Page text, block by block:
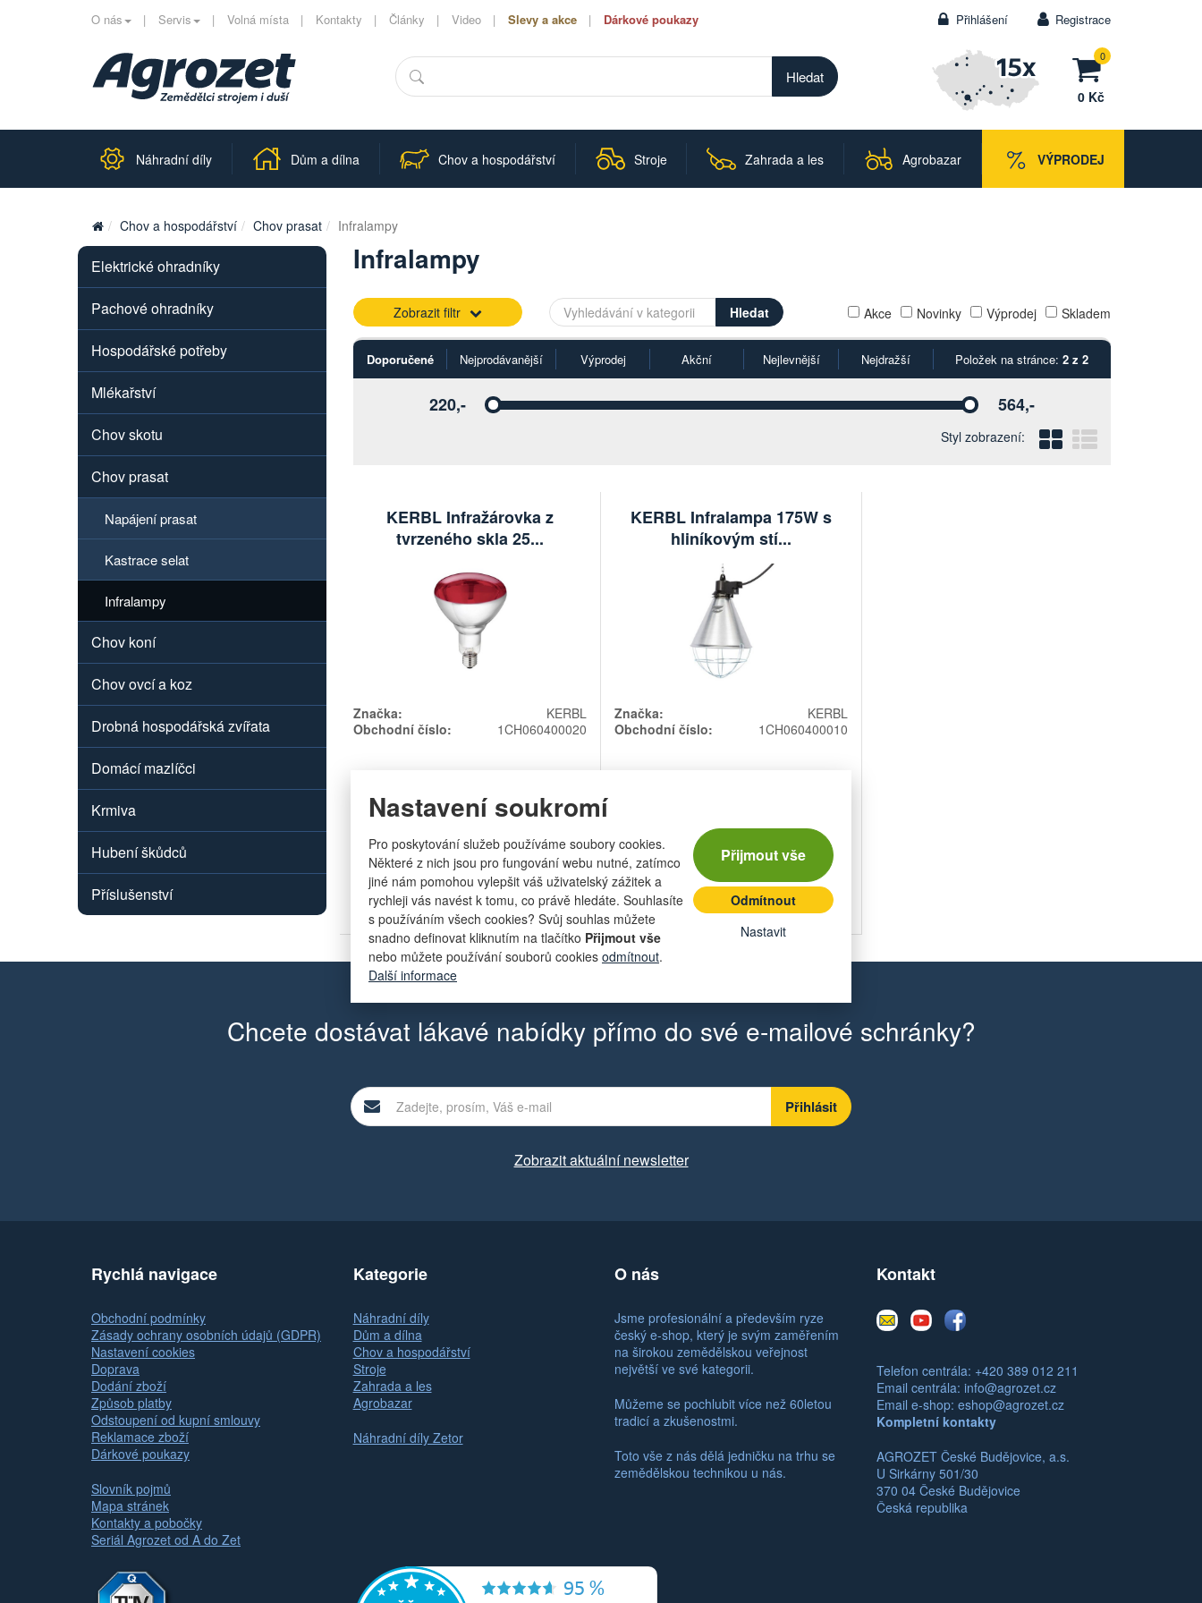
Nastavení soukromí
Pro poskytování služeb používáme soubory cookies.
Některé z nich jsou pro fungování webu nutné, zatímco
jiné nám pomohou vylepšit váš uživatelský zážitek a
rychleji vás navést k tomu, co právě hledáte. Souhlasíte
s používáním všech cookies? Svůj souhlas můžete
snadno definovat kliknutím na tlačítko Přijmout vše
nebo můžete používání souborů cookies odmítnout.
Další informace
Přijmout vše
Odmítnout
Nastavit
O nás Servis Volná místa Kontakty Články Video Slevy a akce Dárkové poukazy Přihlášení Registrace
Hledat 0
0 Kč
Náhradní díly Dům a dílna Chov a hospodářství Stroje Zahrada a les Agrobazar VÝPRODEJ
Chov a hospodářství Chov prasat Infralampy
Infralampy
Zobrazit filtr Akce Novinky Výprodej Skladem
Doporučené Nejprodávanější Výprodej Akční Nejlevnější Nejdražší Položek na stránce: 2 z 2
Vyberte Vyberte
220,- 564,-
Styl zobrazení: BlokovýŘádkový
KERBL Infražárovka z
tvrzeného skla 25...
Značka:
KERBL
Obchodní číslo:
1CH060400020
220 Kč
skladem
více než 5 ks 181,82 Kč bez DPH
Počet
kusů Přidat do košíku
KERBL Infralampa 175W s
hliníkovým stí...
Značka:
KERBL
Obchodní číslo:
1CH060400010
563,86 Kč
na dotaz 466 Kč bez DPH
Počet
kusů Přidat do košíku
Elektrické ohradníky
Pachové ohradníky
Hospodářské potřeby
Mlékařství
Chov skotu
Chov prasat
Napájení prasat
Kastrace selat
Infralampy
Chov koní
Chov ovcí a koz
Drobná hospodářská zvířata
Domácí mazlíčci
Krmiva
Hubení škůdců
Příslušenství
Chcete dostávat lákavé nabídky přímo do své e-mailové schránky?
Zobrazit aktuální newsletter
Rychlá navigace
Obchodní podmínky
Zásady ochrany osobních údajů (GDPR)
Nastavení cookies
Doprava
Dodání zboží
Způsob platby
Odstoupení od kupní smlouvy
Reklamace zboží
Dárkové poukazy
Slovník pojmů
Mapa stránek
Kontakty a pobočky
Seriál Agrozet od A do Zet
Kategorie
Náhradní díly
Dům a dílna
Chov a hospodářství
Stroje
Zahrada a les
Agrobazar
Náhradní díly Zetor
O nás
Jsme profesionální a především ryze
český e-shop, který je svým zaměřením
na širokou zemědělskou veřejnost
největší ve své kategorii.
Můžeme se pochlubit více než 60letou
tradicí a zkušenostmi.
Toto vše z nás dělá jedničku na trhu se
zemědělskou technikou u nás.
Kontakt
E-
mail
YoutubeFacebook
Telefon centrála: +420 389 012 211
Email centrála: info@agrozet.cz
Email e-shop: eshop@agrozet.cz
Kompletní kontakty
AGROZET České Budějovice, a.s.
U Sirkárny 501/30
370 04 České Budějovice
Česká republika